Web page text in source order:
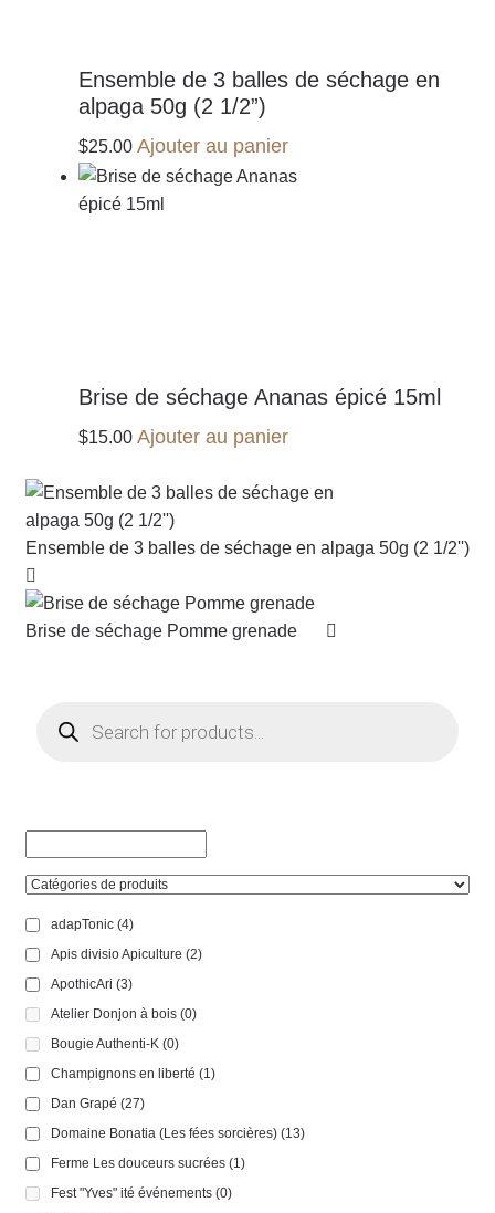
Ensemble de 3 balles de séchage en
alpaga 50g (2 1/2”)
$25.00 Ajouter au panier
Brise de séchage Ananas épicé 15ml
$15.00 Ajouter au panier
Ensemble de 3 balles de séchage en alpaga 50g (2 1/2'')
Brise de séchage Pomme grenade
search
adapTonic (4)
Apis divisio Apiculture (2)
ApothicAri (3)
Atelier Donjon à bois (0)
Bougie Authenti-K (0)
Champignons en liberté (1)
Dan Grapé (27)
Domaine Bonatia (Les fées sorcières) (13)
Ferme Les douceurs sucrées (1)
Fest "Yves" ité événements (0)